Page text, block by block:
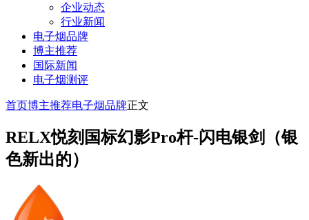
企业动态
行业新闻
电子烟品牌
博主推荐
国际新闻
电子烟测评
首页博主推荐电子烟品牌正文
RELX悦刻国标幻影Pro杆-闪电银剑（银
色新出的）